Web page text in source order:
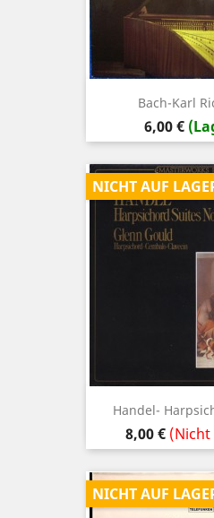
Bach-Karl
Preis
6,00 €
Handel-
Preis
8,00 € (Nicht
NICHT AUF
NICHT AUF